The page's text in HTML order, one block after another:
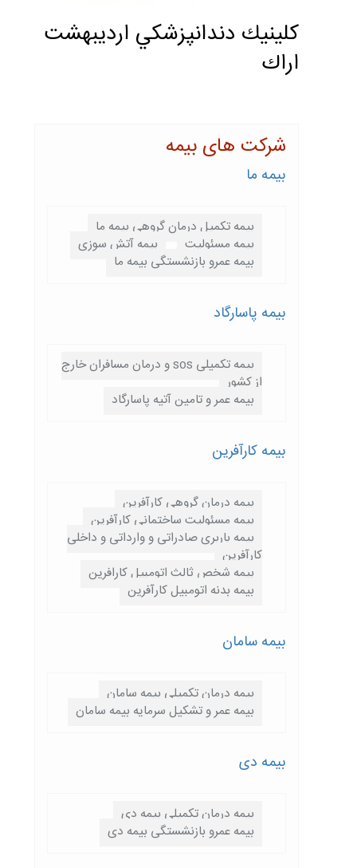
كلينيك دندانپزشكي ارديبهشت
اراك
شرکت های بیمه
بیمه ما
بیمه تکمیل درمان گروهی بیمه ما
بیمه مسئولیت
بیمه آتش سوزی
بیمه عمرو بازنشستگی بیمه ما
بیمه پاسارگاد
بیمه تکمیلی sos و درمان مسافران خارج
از کشور
بیمه عمر و تامین آتیه پاسارگاد
بیمه کارآفرین
بیمه درمان گروهی کارآفرین
بیمه مسئولیت ساختمانی کارآفرین
بیمه باربری صادراتی و وارداتی و داخلی
کارآفرین
بیمه شخص ثالث اتومبیل کارافرین
بیمه بدنه اتومبیل کارآفرین
بیمه سامان
بیمه درمان تکمیلی بیمه سامان
بیمه عمر و تشکیل سرمایه بیمه سامان
بیمه دی
بیمه درمان تکمیلی بیمه دی
بیمه عمرو بازنشستگی بیمه دی